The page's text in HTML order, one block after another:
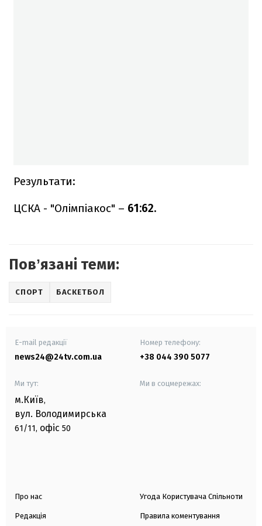
Результати:
ЦСКА - "Олімпіакос" – 61:62.
Повʼязані теми:
СПОРТ БАСКЕТБОЛ
E-mail редакції
news24@24tv.com.ua
Номер телефону:
+38 044 390 5077
Ми тут:
м.Київ,
вул. Володимирська
61/11, офіс 50
Ми в соцмережах:
Про нас
Редакція
Угода Користувача Спільноти
Правила коментування